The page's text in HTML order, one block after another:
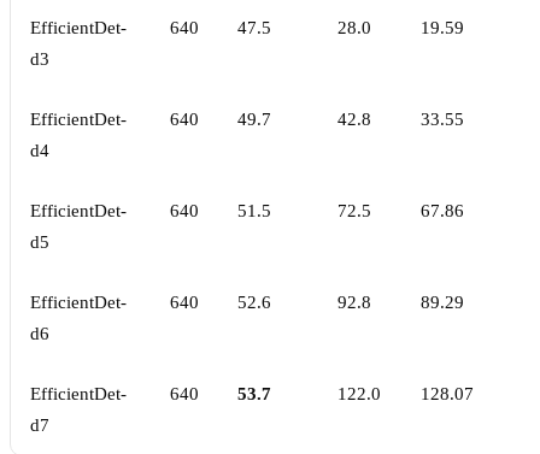
EfficientDet-
d3
640 47.5 28.0 19.59
EfficientDet-
d4
640 49.7 42.8 33.55
EfficientDet-
d5
640 51.5 72.5 67.86
EfficientDet-
d6
640 52.6 92.8 89.29
EfficientDet-
d7
640 53.7 122.0 128.07